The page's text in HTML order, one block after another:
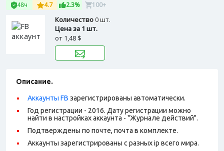
48ч 4.7 2.3% 100+
Количество0 шт.
Цена за 1 шт.
от 1,48 $
Описание.
Аккаунты FB зарегистрированы автоматически.
Год регистрации - 2016. Дату регистрации можно
найти в настройках аккаунта - "Журнале действий".
Подтверждены по почте, почта в комплекте.
Аккаунты зарегистрированы с разных ip всего мира.